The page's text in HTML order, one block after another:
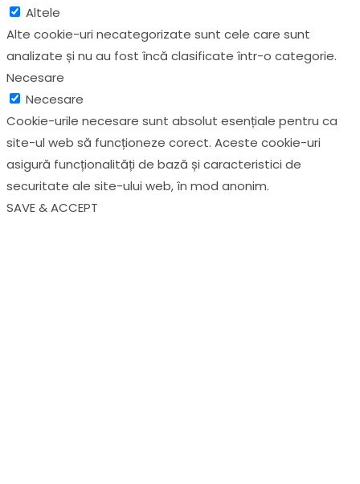
Altele
Alte cookie-uri necategorizate sunt cele care sunt
analizate și nu au fost încă clasificate într-o categorie.
Necesare
Necesare
Cookie-urile necesare sunt absolut esențiale pentru ca
site-ul web să funcționeze corect. Aceste cookie-uri
asigură funcționalități de bază și caracteristici de
securitate ale site-ului web, în ​​mod anonim.
SAVE & ACCEPT